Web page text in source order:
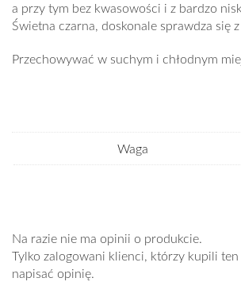
a przy tym bez kwasowości i z bardzo
Świetna czarna, doskonale sprawdza się
Przechowywać w suchym i chłodnym
Waga
Na razie nie ma opinii o produkcie.
Tylko zalogowani klienci, którzy kupili
napisać opinię.